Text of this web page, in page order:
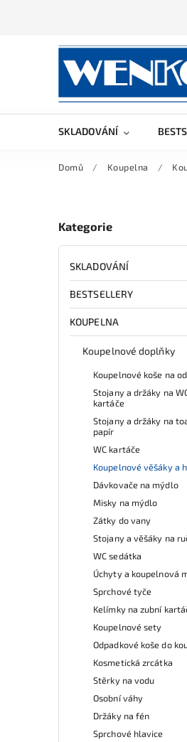
SKLADOVÁNÍ
Domů / Koupelna /
Kategorie
SKLADOVÁNÍ
BESTSELLERY
KOUPELNA
Koupelnové doplňky
Koupelnové koše na
Stojany a držáky na
kartáče
Stojany a držáky na
papír
WC kartáče
Koupelnové věšáky a
Dávkovače na mýdlo
Misky na mýdlo
Zátky do vany
Stojany a věšáky na
WC sedátka
Úchyty a koupelnová
Sprchové tyče
Kelímky na zubní
Koupelnové sety
Odpadkové koše do
Kosmetická zrcátka
Stěrky na vodu
Osobní váhy
Držáky na fén
Sprchové hlavice